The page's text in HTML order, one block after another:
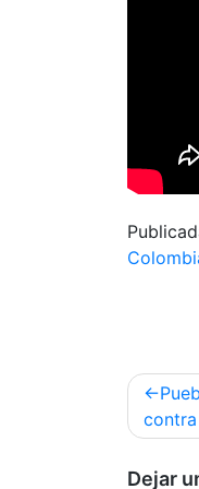
de
Dejar